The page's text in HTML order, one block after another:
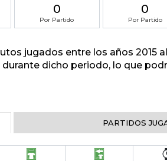
0
Por Partido
0
Por Partido
jugados entre los años 2015
dicho periodo, lo que
PARTIDOS